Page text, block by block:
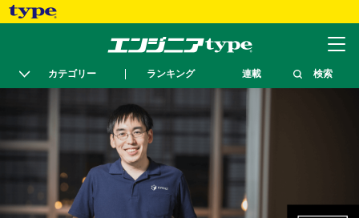
カテゴリー ランキング 連載 検索